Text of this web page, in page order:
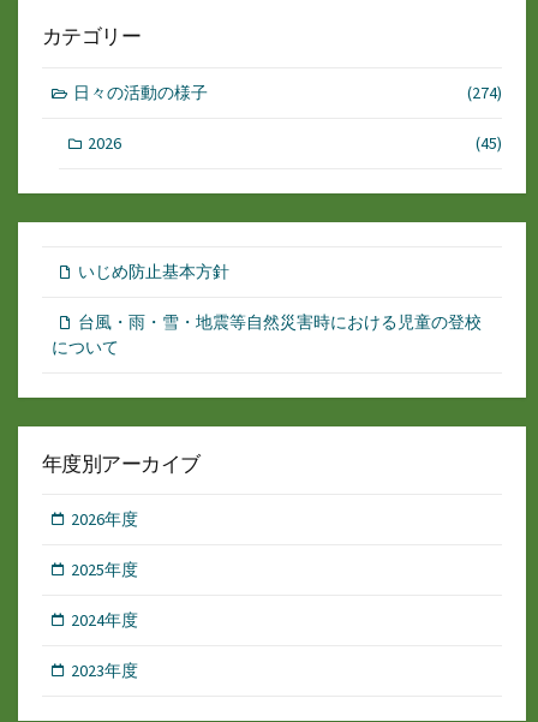
カテゴリー
日々の活動の様子 (274)
2026 (45)
いじめ防止基本方針
台風・雨・雪・地震等自然災害時における児童の登校
について
年度別アーカイブ
2026年度
2025年度
2024年度
2023年度